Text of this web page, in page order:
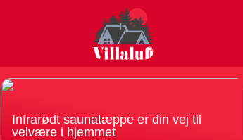
Infrarødt saunatæppe er din vej til
velvære i hjemmet